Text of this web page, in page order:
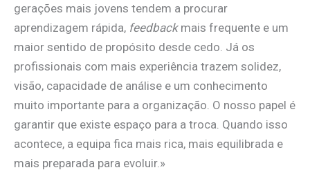
gerações mais jovens tendem a procurar
aprendizagem rápida, feedback mais frequente e um
maior sentido de propósito desde cedo. Já os
profissionais com mais experiência trazem solidez,
visão, capacidade de análise e um conhecimento
muito importante para a organização. O nosso papel é
garantir que existe espaço para a troca. Quando isso
acontece, a equipa fica mais rica, mais equilibrada e
mais preparada para evoluir.»